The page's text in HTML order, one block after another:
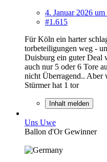
4. Januar 2026 um
#1.615
Für Köln ein harter
torbeteiligungen weg -
Duisburg ein guter Deal
auch nur 5 oder 6 Tore
nicht Überragend.. Aber
Stürmer hat 1 tor
Inhalt melden
Uns Uwe
Ballon d'Or Gewinner